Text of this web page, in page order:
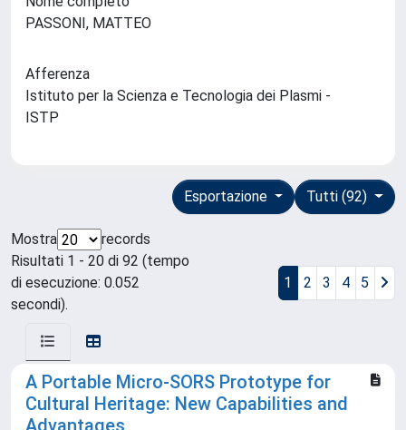
PASSONI, MATTEO
Afferenza
Istituto per la Scienza e Tecnologia dei Plasmi -
ISTP
Tutti (92)
Esportazione
Mostra
records
Risultati 1 - 20 di 92 (tempo
di esecuzione: 0.052
secondi).
1 2 3 4 5
A Portable Micro-SORS Prototype for
Cultural Heritage: New Capabilities and